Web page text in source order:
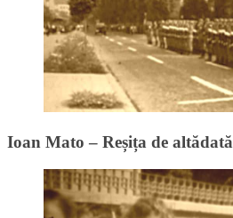
Ioan Mato – Reșița de altădată